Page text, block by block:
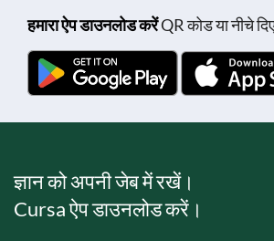
हमारा ऐप डाउनलोड करेंQR कोड या नीचे
ज्ञान को अपनी जेब में रखें।
Cursa ऐप डाउनलोड करें।